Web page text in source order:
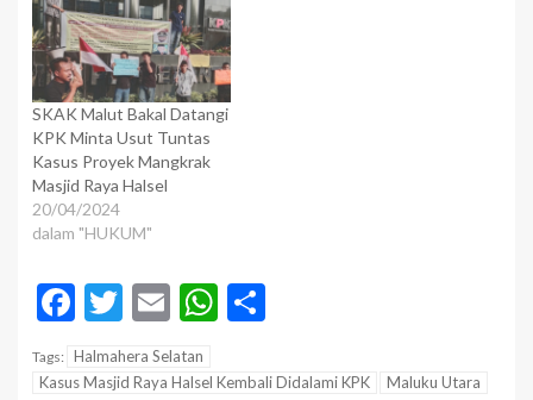
SKAK Malut Bakal Datangi
KPK Minta Usut Tuntas
Kasus Proyek Mangkrak
Masjid Raya Halsel
20/04/2024
dalam "HUKUM"
Facebook
Twitter
EmailWhatsApp
Tags: Halmahera Selatan
Kasus Masjid Raya Halsel Kembali Didalami KPK
Maluku Utara